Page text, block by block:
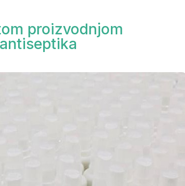
proizvodnjom